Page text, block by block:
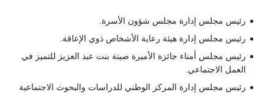
رئيس مجلس إدارة مجلس شؤون الأسرة.
رئيس مجلس إدارة هيئة رعاية الأشخاص ذوي الإعاقة.
رئيس مجلس أمناء جائزة الأميرة صيتة بنت عبد العزيز للتميز في
العمل الاجتماعي.
رئيس مجلس إدارة المركز الوطني للدراسات والبحوث الاجتماعية